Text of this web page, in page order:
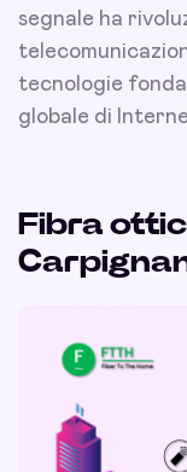
segnale ha
tecnologie
globale di
Fibra